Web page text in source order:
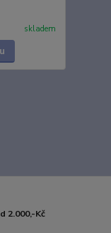
skladem
2.000,-Kč